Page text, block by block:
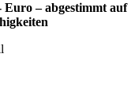
– abgestimmt auf